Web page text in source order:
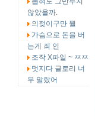
않았을까.
의젖이구만 뭘
가슴으로 돈을 버
는게 죄 인
조작 X파일 ~ ㅉㅉ
멋지다 글로리 너
무 말랐어